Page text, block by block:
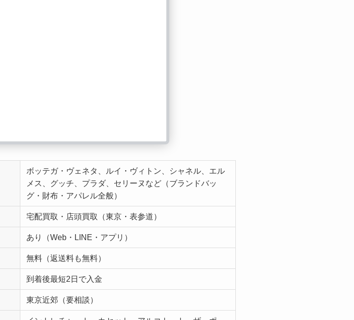
ボッテガ・ヴェネタ、ルイ・ヴィトン、シャネル、エル
メス、グッチ、プラダ、セリーヌなど（ブランドバッ
グ・財布・アパレル全般）
宅配買取・店頭買取（東京・表参道）
あり（Web・LINE・アプリ）
無料（返送料も無料）
到着後最短2日で入金
東京近郊（要相談）